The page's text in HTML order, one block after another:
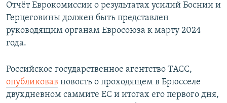
Отчёт Еврокомиссии о результатах усилий Боснии и
Герцеговины должен быть представлен
руководящим органам Евросоюза к марту 2024
года.
Российское государственное агентство ТАСС,
опубликовав новость о проходящем в Брюсселе
двухдневном саммите ЕС и итогах его первого дня,